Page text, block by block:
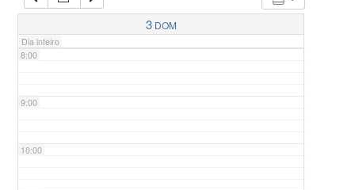
3 DOM
Dia inteiro
7:00
8:00
9:00
10:00